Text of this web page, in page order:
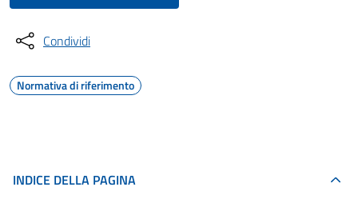
Condividi
Normativa di riferimento
INDICE DELLA PAGINA